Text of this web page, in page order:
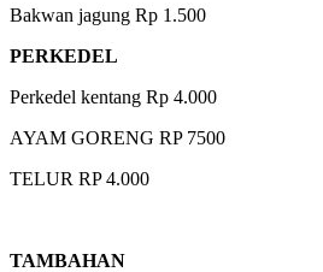
Bakwan jagung Rp 1.500
PERKEDEL
Perkedel kentang Rp 4.000
AYAM GORENG RP 7500
TELUR RP 4.000
TAMBAHAN